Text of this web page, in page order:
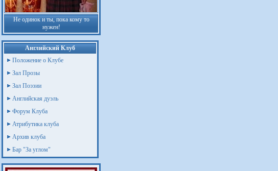
Не одинок и ты, пока кому то
нужен!
Английский Клуб
Положение о Клубе
Зал Прозы
Зал Поэзии
Английская дуэль
Форум Клуба
Атрибутика клуба
Архив клуба
Бар "За углом"